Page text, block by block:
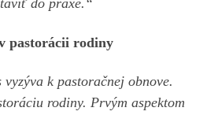
do praxe.“
pastorácii rodiny
k pastoračnej obnove.
rodiny. Prvým aspektom